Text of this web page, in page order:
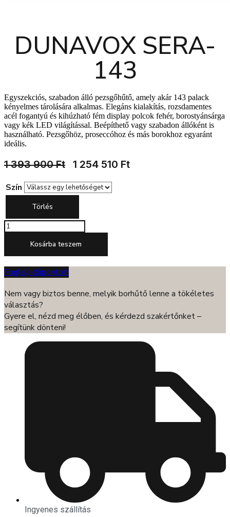
DUNAVOX SERA-
143
Egyszekciós, szabadon álló pezsgőhűtő, amely akár 143 palack
kényelmes tárolására alkalmas. Elegáns kialakítás, rozsdamentes
acél fogantyú és kihúzható fém display polcok fehér, borostyánsárga
vagy kék LED világítással. Beépíthető vagy szabadon állóként is
használható. Pezsgőhöz, proseccóhoz és más borokhoz egyaránt
ideális.
1 393 900Ft
Original
Was:
1
900 Ft.
1 254 510 FtCurrent
Szín
Törlés
DUNAVOX
SERA-
Kosárba teszem
Foglalj időpontot!
Nem vagy biztos benne, melyik borhűtő lenne a tökéletes
választás?
Gyere el, nézd meg élőben, és kérdezd szakértőnket –
segítünk dönteni!
Ingyenes szállítás